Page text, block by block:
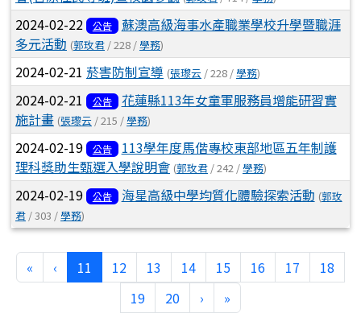
2024-02-22 公告
蘇澳高級海事水產職業學校升學暨職涯
多元活動 (郭玫君 / 228 /學務)
2024-02-21 菸害防制宣導 (張瓈云 / 228 /學務)
2024-02-21 公告
花蓮縣113年女童軍服務員增能研習實
施計畫 (張瓈云 / 215 /學務)
2024-02-19 公告
113學年度馬偕專校東部地區五年制護
理科獎助生甄選入學說明會 (郭玫君 / 242 /學務)
2024-02-19 公告 海星高級中學均質化體驗探索活動 (郭玫
君 / 303 /學務)
« 第一頁
‹ 上一頁
11 (目前頁次)
12 13 14 15 16 17
18
19
20 ›下一頁
»最後頁